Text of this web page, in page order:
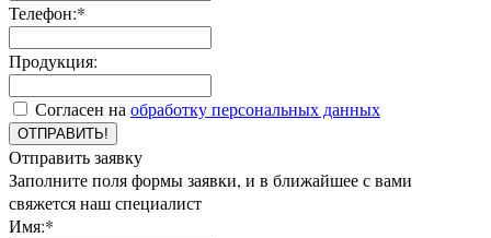
Телефон:*
Продукция:
Согласен на обработку персональных данных
ОТПРАВИТЬ!
Отправить заявку
Заполните поля формы заявки, и в ближайшее с вами
свяжется наш специалист
Имя:*